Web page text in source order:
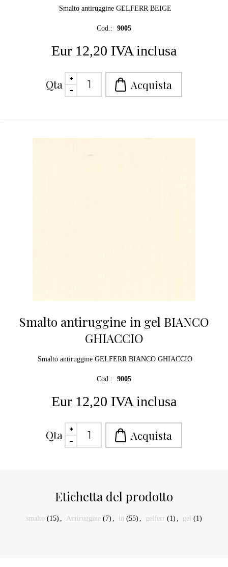
Smalto antiruggine GELFERR BEIGE
Cod.: 9005
Eur 12,20 IVA inclusa
Qta
Smalto antiruggine in gel BIANCO
GHIACCIO
Smalto antiruggine GELFERR BIANCO GHIACCIO
Cod.: 9005
Eur 12,20 IVA inclusa
Qta
Etichetta del prodotto
smalto (15) , Antiruggine (7) , in (55) , gelferr (1) , gel (1)